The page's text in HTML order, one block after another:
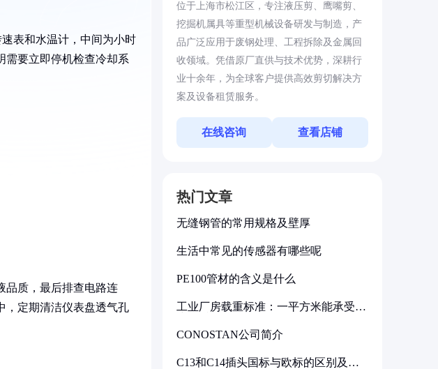
表和水温计，中间为小时
需要立即停机检查冷却系
品质，最后排查电路连
，定期清洁仪表盘透气孔
位于上海市松江区，专注液压剪、鹰嘴剪、
挖掘机属具等重型机械设备研发与制造，产
品广泛应用于废钢处理、工程拆除及金属回
收领域。凭借原厂直供与技术优势，深耕行
业十余年，为全球客户提供高效剪切解决方
案及设备租赁服务。
在线咨询 查看店铺
热门文章
无缝钢管的常用规格及壁厚
生活中常见的传感器有哪些呢
PE100管材的含义是什么
工业厂房载重标准：一平方米能承受多
CONOSTAN公司简介
C13和C14插头国标与欧标的区别及其